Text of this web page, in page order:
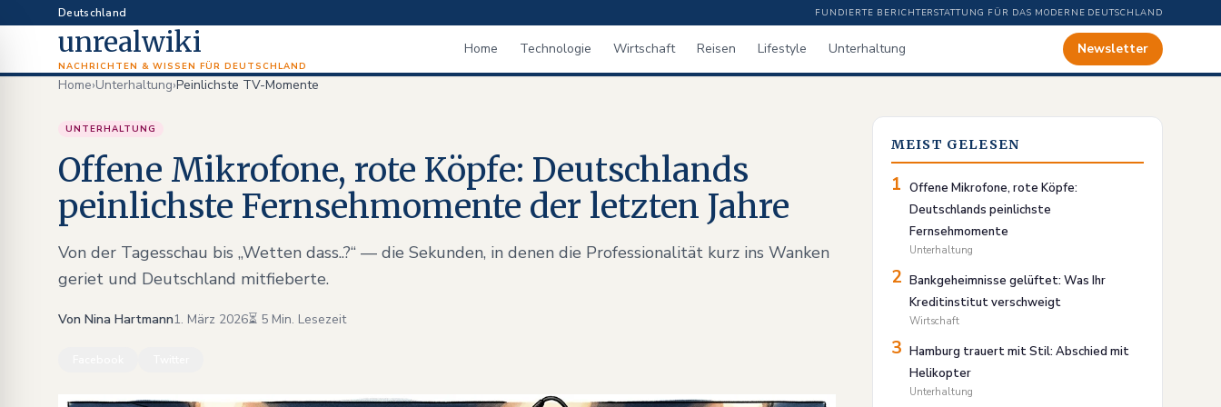
Deutschland FUNDIERTE BERICHTERSTATTUNG FÜR DAS MODERNE DEUTSCHLAND
unrealwiki
NACHRICHTEN & WISSEN FÜR DEUTSCHLAND
Home Technologie Wirtschaft Reisen Lifestyle Unterhaltung Newsletter
Home›Unterhaltung›Peinlichste TV-Momente
UNTERHALTUNG
Offene Mikrofone, rote Köpfe: Deutschlands
peinlichste Fernsehmomente der letzten Jahre
Von der Tagesschau bis „Wetten dass..?“ — die Sekunden, in denen die Professionalität kurz ins Wanken
geriet und Deutschland mitfieberte.
Von Nina Hartmann1. März 2026⏳ 5 Min. Lesezeit
MEIST GELESEN
1 Offene Mikrofone, rote Köpfe:
Deutschlands peinlichste
Fernsehmomente
Unterhaltung
2 Bankgeheimnisse gelüftet: Was Ihr
Kreditinstitut verschweigt
Wirtschaft
3 Hamburg trauert mit Stil: Abschied mit
Helikopter
Unterhaltung